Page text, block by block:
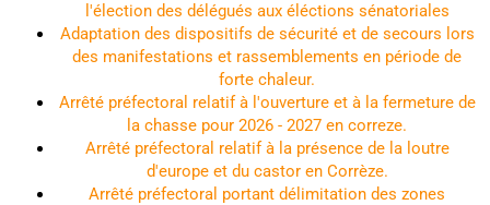
l'élection des délégués aux éléctions sénatoriales
Adaptation des dispositifs de sécurité et de secours lors
des manifestations et rassemblements en période de
forte chaleur.
Arrêté préfectoral relatif à l'ouverture et à la fermeture de
la chasse pour 2026 - 2027 en correze.
Arrêté préfectoral relatif à la présence de la loutre
d'europe et du castor en Corrèze.
Arrêté préfectoral portant délimitation des zones